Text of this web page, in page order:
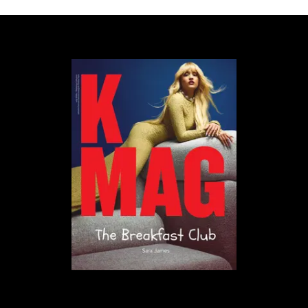
W serialu towarzyszymy Cadence w odkrywaniu
tego, co wydarzyło się w noc wypadku. Z jednej
strony mamy więc retrospekcje, dzięki którym
poznajemy skomplikowane relacje członków
rodziny Sinclairów; z drugiej obserwujemy, jak Cady
próbuje poradzić sobie z traumą oraz przypomnieć
sobie, co się stało. Jeśli nie czytaliście książki, to
koniecznie uciekajcie od spoilerów, ponieważ
rozwiązanie zagadki jest zdecydowanie
najmocniejszym punktem historii!